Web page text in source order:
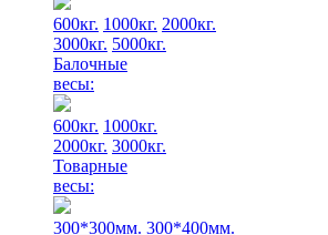
600кг. 1000кг. 2000кг.
3000кг. 5000кг.
Балочные
весы:
600кг. 1000кг.
2000кг. 3000кг.
Товарные
весы:
300*300мм. 300*400мм.